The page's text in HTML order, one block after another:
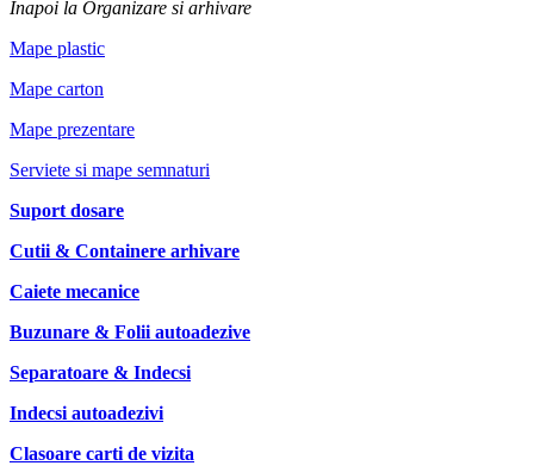
Inapoi la Organizare si arhivare
Mape plastic
Mape carton
Mape prezentare
Serviete si mape semnaturi
Suport dosare
Cutii & Containere arhivare
Caiete mecanice
Buzunare & Folii autoadezive
Separatoare & Indecsi
Indecsi autoadezivi
Clasoare carti de vizita